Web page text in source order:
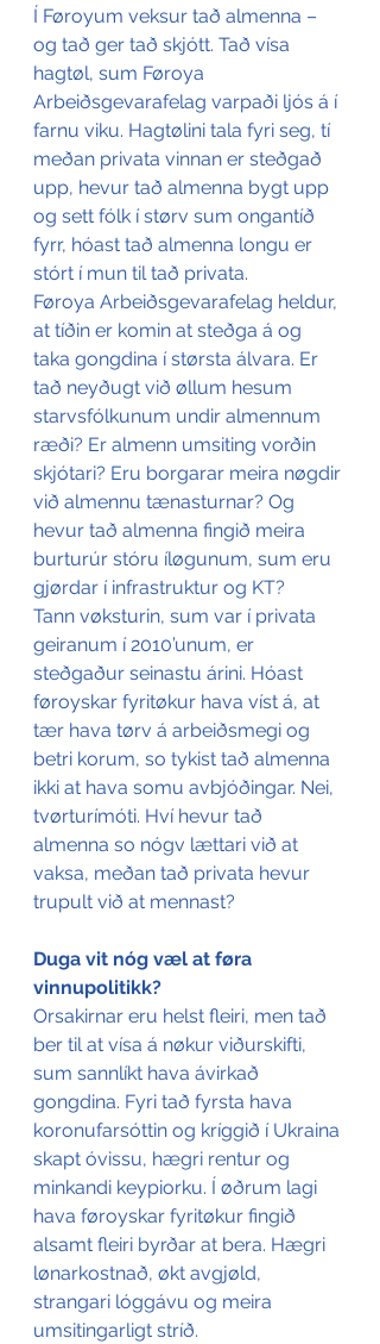
Í Føroyum veksur tað almenna –
og tað ger tað skjótt. Tað vísa
hagtøl, sum Føroya
Arbeiðsgevarafelag varpaði ljós á í
farnu viku. Hagtølini tala fyri seg, tí
meðan privata vinnan er steðgað
upp, hevur tað almenna bygt upp
og sett fólk í størv sum ongantíð
fyrr, hóast tað almenna longu er
stórt í mun til tað privata.
Føroya Arbeiðsgevarafelag heldur,
at tíðin er komin at steðga á og
taka gongdina í størsta álvara. Er
tað neyðugt við øllum hesum
starvsfólkunum undir almennum
ræði? Er almenn umsiting vorðin
skjótari? Eru borgarar meira nøgdir
við almennu tænasturnar? Og
hevur tað almenna fingið meira
burturúr stóru íløgunum, sum eru
gjørdar í infrastruktur og KT?
Tann vøksturin, sum var í privata
geiranum í 2010’unum, er
steðgaður seinastu árini. Hóast
føroyskar fyritøkur hava víst á, at
tær hava tørv á arbeiðsmegi og
betri korum, so tykist tað almenna
ikki at hava somu avbjóðingar. Nei,
tvørturímóti. Hví hevur tað
almenna so nógv lættari við at
vaksa, meðan tað privata hevur
trupult við at mennast?
Duga vit nóg væl at føra
vinnupolitikk?
Orsakirnar eru helst fleiri, men tað
ber til at vísa á nøkur viðurskifti,
sum sannlíkt hava ávirkað
gongdina. Fyri tað fyrsta hava
koronufarsóttin og kríggið í Ukraina
skapt óvissu, hægri rentur og
minkandi keypiorku. Í øðrum lagi
hava føroyskar fyritøkur fingið
alsamt fleiri byrðar at bera. Hægri
lønarkostnað, økt avgjøld,
strangari lóggávu og meira
umsitingarligt stríð.